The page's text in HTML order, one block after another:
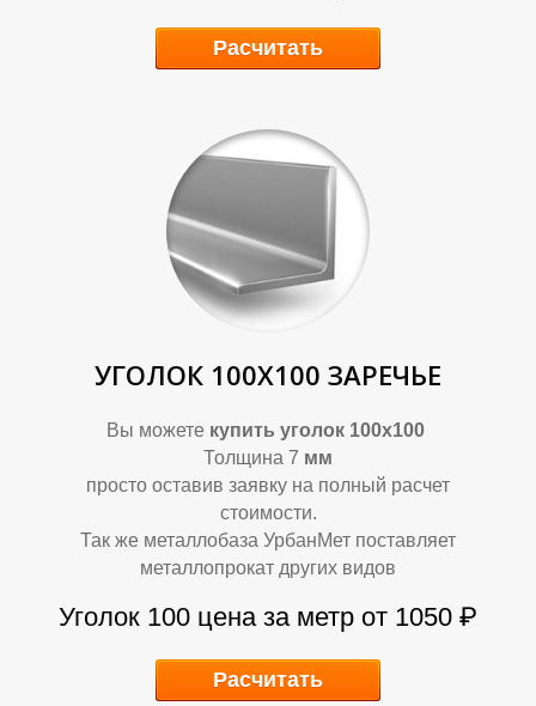
О
Расчитать
УГОЛОК 100Х100 ЗАРЕЧЬЕ
Вы можете купить уголок 100х100
Толщина 7 мм
просто оставив заявку на полный расчет
стоимости.
Так же металлобаза УрбанМет поставляет
металлопрокат других видов
Уголок 100 цена за метр от 1050 ₽
Расчитать
О